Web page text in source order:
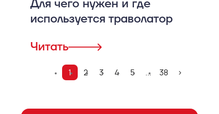
Для чего нужен и где
используется траволатор
Читать
1 2 3 4 5 ... 38 >